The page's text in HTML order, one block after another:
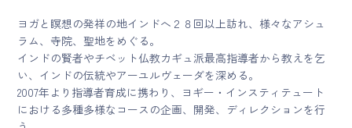
ヨガと瞑想の発祥の地インドへ２８回以上訪れ、様々なアシュ
ラム、寺院、聖地をめぐる。
インドの賢者やチベット仏教カギュ派最高指導者から教えを乞
い、インドの伝統やアーユルヴェーダを深める。
2007年より指導者育成に携わり、ヨギー・インスティテュート
における多種多様なコースの企画、開発、ディレクションを行